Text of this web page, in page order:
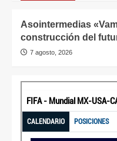
Asointermedias
construcción del
7 agosto, 2026